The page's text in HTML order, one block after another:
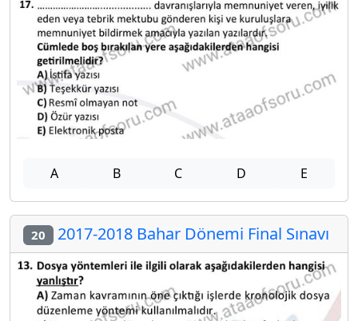
A B C D E
20 2017-2018 Bahar Dönemi Final Sınavı